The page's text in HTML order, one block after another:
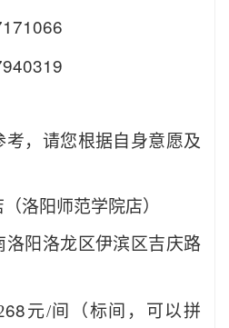
考，请您根据自身意愿及
洛阳师范学院店）
洛阳洛龙区伊滨区吉庆路
68元/间 （标间，可以拼